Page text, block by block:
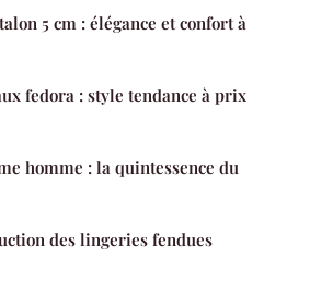
5 cm : élégance et confort à
fedora : style tendance à prix
homme : la quintessence du
des lingeries fendues